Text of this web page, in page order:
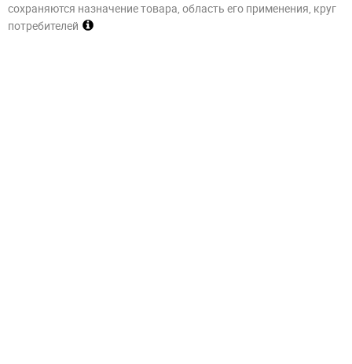
сохраняются назначение товара, область его применения, круг
потребителей